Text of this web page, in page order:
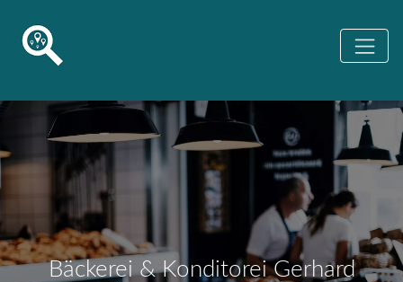
Bäckerei & Konditorei Gerhard